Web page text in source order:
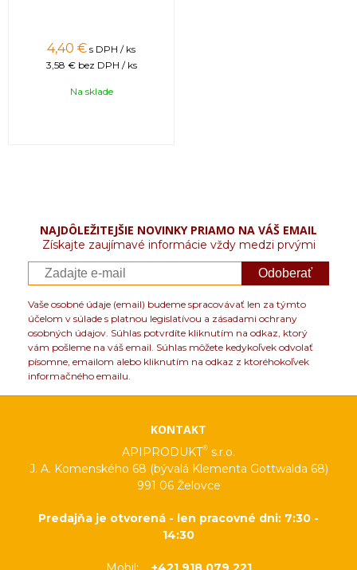
4,40 € s DPH / ks
3,58 € bez DPH / ks
Na sklade
NAJDÔLEŽITEJŠIE NOVINKY PRIAMO NA VÁŠ EMAIL
Získajte zaujímavé informácie vždy medzi prvými
Odoberať
Vaše osobné údaje (email) budeme spracovávať len za týmto
účelom v súlade s platnou legislatívou a zásadami ochrany
osobných údajov. Súhlas potvrdíte kliknutím na odkaz, ktorý
vám pošleme na váš email. Súhlas môžete kedykoľvek odvolať
písomne, emailom alebo kliknutím na odkaz z ktoréhokoľvek
informačného emailu.
KONTAKT
APIPRODUKT® s.r.o.
J. A. Komenského 68 (bývalá Klementa Gottwalda 68)
991 06 Želovce
Predajňa je otvorená - len pracovné dni: 7:30 -
14:30